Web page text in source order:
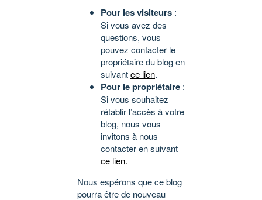
Pour les visiteurs :
Si vous avez des
questions, vous
pouvez contacter le
propriétaire du blog en
suivantce lien.
Pour le propriétaire :
Si vous souhaitez
rétablir l’accès à votre
blog, nous vous
invitons à nous
contacter en suivant
ce lien.
Nous espérons que ce blog
pourra être de nouveau